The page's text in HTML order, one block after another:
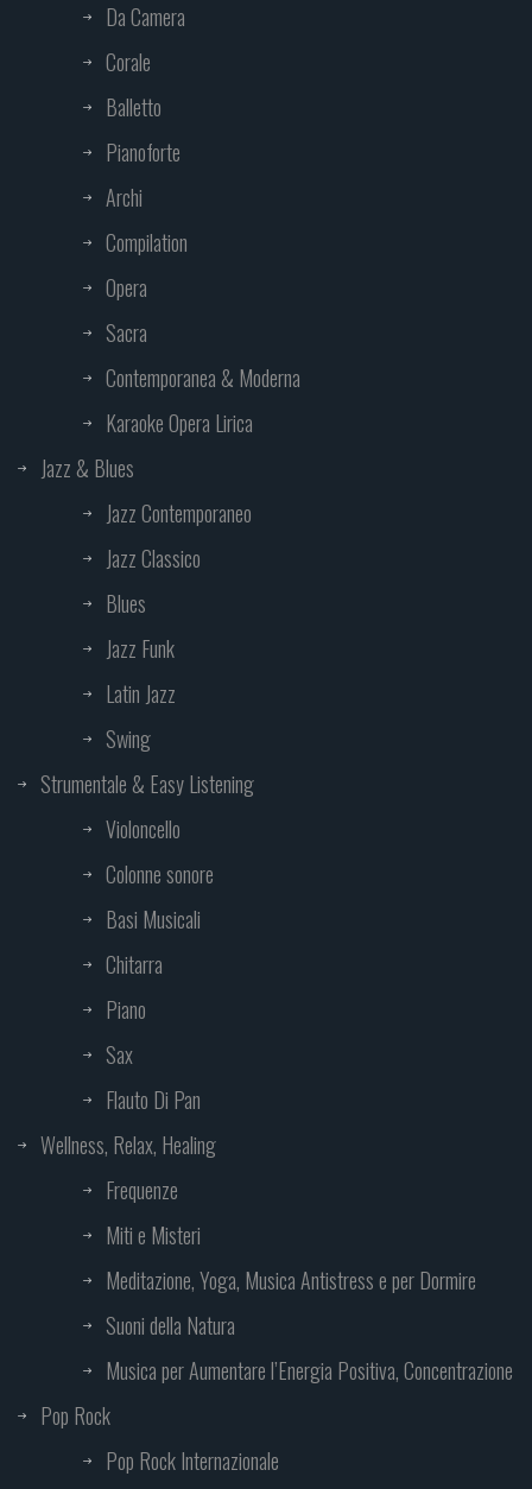
Da Camera
Corale
Balletto
Pianoforte
Archi
Compilation
Opera
Sacra
Contemporanea & Moderna
Karaoke Opera Lirica
Jazz & Blues
Jazz Contemporaneo
Jazz Classico
Blues
Jazz Funk
Latin Jazz
Swing
Strumentale & Easy Listening
Violoncello
Colonne sonore
Basi Musicali
Chitarra
Piano
Sax
Flauto Di Pan
Wellness, Relax, Healing
Frequenze
Miti e Misteri
Meditazione, Yoga, Musica Antistress e per Dormire
Suoni della Natura
Musica per Aumentare l’Energia Positiva, Concentrazione
Pop Rock
Pop Rock Internazionale